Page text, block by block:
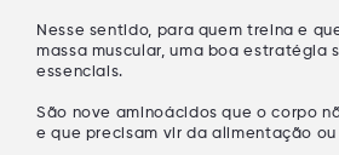
Nesse sentido, para quem treina e
massa muscular, uma boa estratégia
essenciais.
São nove aminoácidos que o corpo
e que precisam vir da alimentação